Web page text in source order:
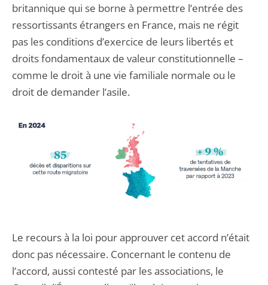
britannique qui se borne à permettre l’entrée des
ressortissants étrangers en France, mais ne régit
pas les conditions d’exercice de leurs libertés et
droits fondamentaux de valeur constitutionnelle –
comme le droit à une vie familiale normale ou le
droit de demander l’asile.
Le recours à la loi pour approuver cet accord n’était
donc pas nécessaire. Concernant le contenu de
l’accord, aussi contesté par les associations, le